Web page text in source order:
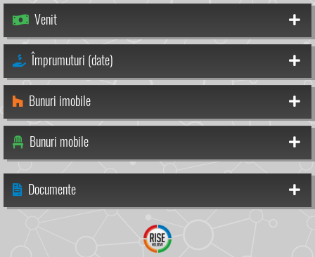
Venit
Împrumuturi (date)
Bunuri imobile
Bunuri mobile
Documente